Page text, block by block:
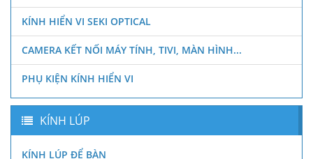
KÍNH HIỂN VI SEKI OPTICAL
CAMERA KẾT NỐI MÁY TÍNH, TIVI, MÀN HÌNH...
PHỤ KIỆN KÍNH HIỂN VI
KÍNH LÚP
KÍNH LÚP ĐỂ BÀN